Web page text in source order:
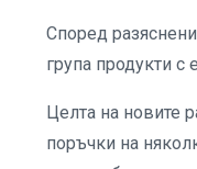
Според
група продукти
Целта на новите
поръчки на